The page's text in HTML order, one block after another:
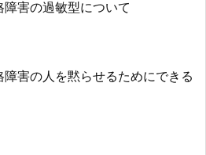
障害の過敏型について
障害の人を黙らせるためにできる